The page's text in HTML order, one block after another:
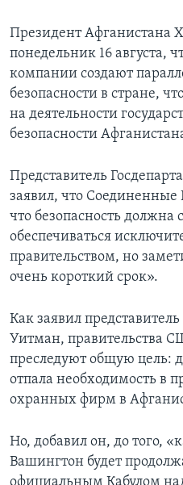
Learning English
СОЦИАЛЬНЫЕ СЕТИ
Президент Афганистана
понедельник 16 августа,
компании создают
безопасности в стране,
на деятельности
безопасности
Представитель
заявил, что Соединенные
что безопасность должна
обеспечиваться
правительством, но
очень короткий срок».
Как заявил
Уитман, правительства
преследуют общую цель:
отпала необходимость в
охранных фирм в
Но, добавил он, до того,
Вашингтон будет